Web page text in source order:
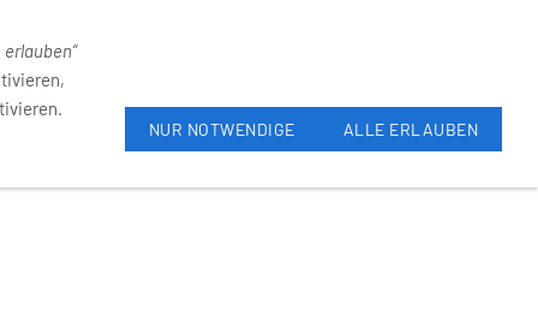
erlauben“
NUR NOTWENDIGE ALLE ERLAUBEN